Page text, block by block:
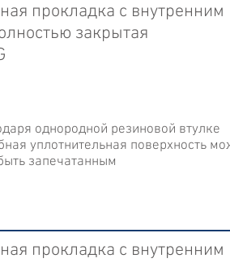
прокладка с
закрытая
однородной резиновой втулке
уплотнительная поверхность
запечатанным
прокладка с